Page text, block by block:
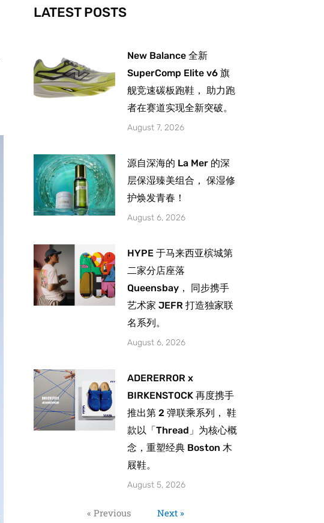
-
f
m
LATEST POSTS
New Balance 全新
SuperComp Elite v6 旗
舰竞速碳板跑鞋， 助力跑
者在赛道实现全新突破。
August 7, 2026
源自深海的 La Mer 的深
层保湿臻美组合， 保湿修
护焕发青春！
August 6, 2026
HYPE 于马来西亚槟城第
二家分店座落
Queensbay， 同步携手
艺术家 JEFR 打造独家联
名系列。
August 6, 2026
ADERERROR x
BIRKENSTOCK 再度携手
推出第 2 弹联乘系列， 鞋
款以「Thread」为核心概
念，重塑经典 Boston 木
屐鞋。
August 5, 2026
« Previous Next »